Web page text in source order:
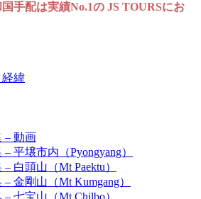
手配は実績No.1の JS TOURSにお
緯
– 動画
平壌市内（Pyongyang）
白頭山（Mt Paektu）
金剛山（Mt Kumgang）
七宝山（Mt Chilbo）